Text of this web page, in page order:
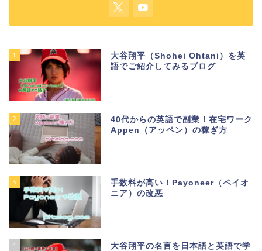
1
大谷翔平（Shohei Ohtani）を英
語でご紹介してみるブログ
2
40代からの英語で副業！在宅ワーク
Appen（アッペン）の稼ぎ方
3
手数料が高い！Payoneer（ペイオ
ニア）の改悪
4
大谷翔平の名言を日本語と英語で学